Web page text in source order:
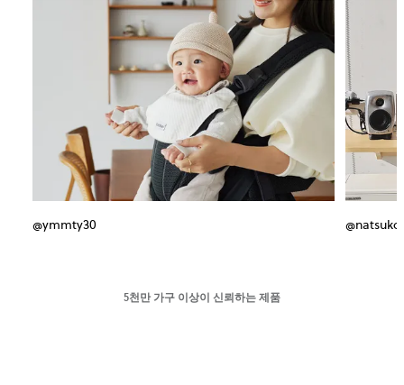
@ymmty30
5천만 가구 이상이 신뢰하는 제품